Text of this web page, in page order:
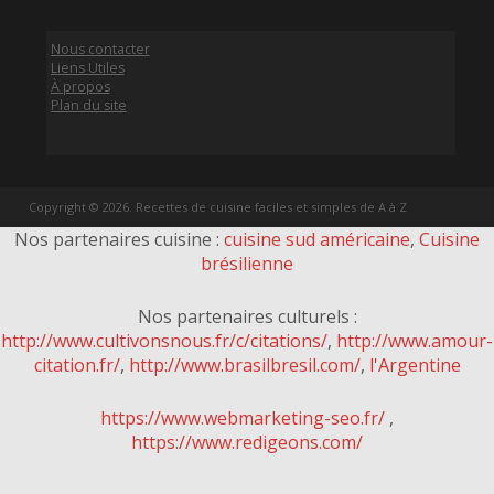
Nous contacter
Liens Utiles
À propos
Plan du site
Copyright © 2026. Recettes de cuisine faciles et simples de A à Z
Nos partenaires cuisine : cuisine sud américaine, Cuisine
brésilienne
Nos partenaires culturels :
http://www.cultivonsnous.fr/c/citations/, http://www.amour-
citation.fr/, http://www.brasilbresil.com/, l'Argentine
https://www.webmarketing-seo.fr/ ,
https://www.redigeons.com/